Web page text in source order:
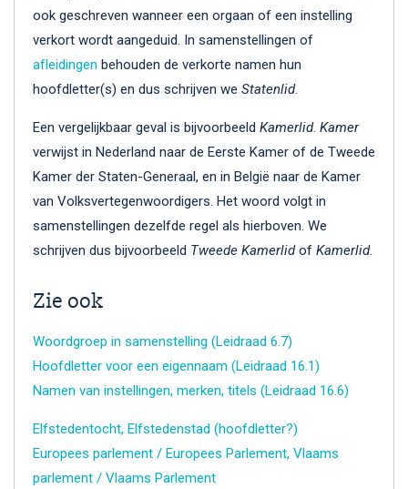
ook geschreven wanneer een orgaan of een instelling
verkort wordt aangeduid. In samenstellingen of
afleidingen behouden de verkorte namen hun
hoofdletter(s) en dus schrijven we Statenlid.
Een vergelijkbaar geval is bijvoorbeeld Kamerlid. Kamer
verwijst in Nederland naar de Eerste Kamer of de Tweede
Kamer der Staten-Generaal, en in België naar de Kamer
van Volksvertegenwoordigers. Het woord volgt in
samenstellingen dezelfde regel als hierboven. We
schrijven dus bijvoorbeeld Tweede Kamerlidof Kamerlid.
Zie ook
Woordgroep in samenstelling (Leidraad 6.7)
Hoofdletter voor een eigennaam (Leidraad 16.1)
Namen van instellingen, merken, titels (Leidraad 16.6)
Elfstedentocht, Elfstedenstad (hoofdletter?)
Europees parlement / Europees Parlement, Vlaams
parlement / Vlaams Parlement